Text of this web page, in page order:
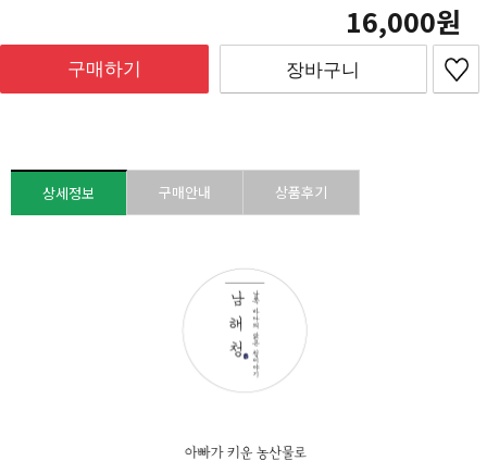
16,000
구매하기 장바구니
상세정보 구매안내 상품후기